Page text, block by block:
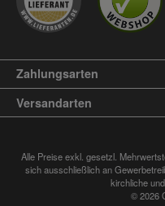
Zahlungsarten
Versandarten
Alle Preise exkl. gesetzl.
sich ausschließlich an
kirchliche
© 2026